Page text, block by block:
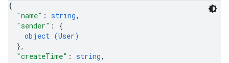
{
"name" : string,
"sender" : {
object (User)
},
"createTime" : string,